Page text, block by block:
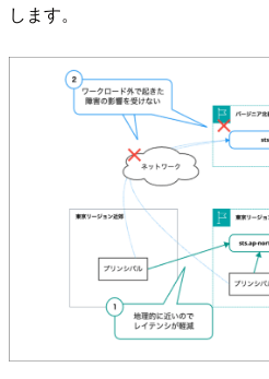
します。